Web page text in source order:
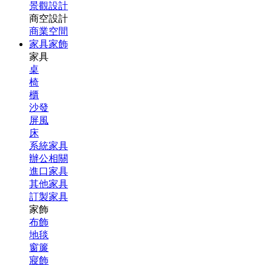
景觀設計
商空設計
商業空間
家具家飾
家具
桌
椅
櫃
沙發
屏風
床
系統家具
辦公相關
進口家具
其他家具
訂製家具
家飾
布飾
地毯
窗簾
寢飾